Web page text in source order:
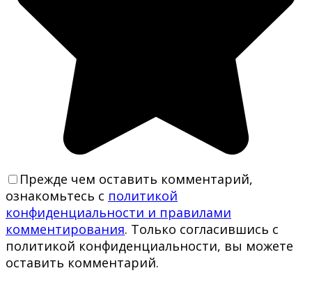
Прежде чем оставить комментарий,
ознакомьтесь с политикой
конфиденциальности и правилами
комментирования. Только согласившись с
политикой конфиденциальности, вы можете
оставить комментарий.